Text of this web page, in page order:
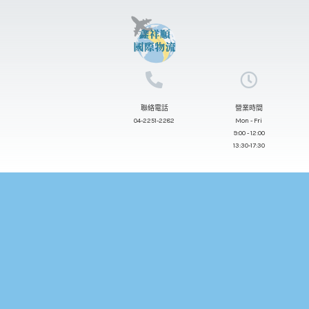
聯絡電話
04-2251-2282
營業時間
Mon - Fri
9:00 - 12:00
13:30-17:30